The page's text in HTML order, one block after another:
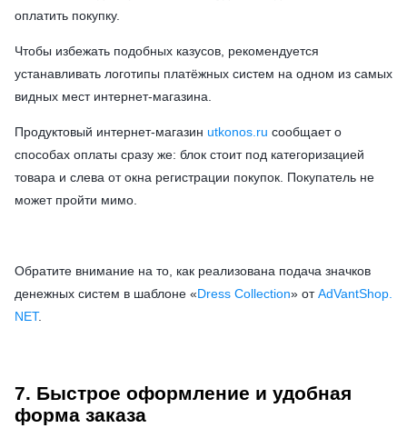
оплатить покупку.
Чтобы избежать подобных казусов, рекомендуется
устанавливать логотипы платёжных систем на одном из самых
видных мест интернет-магазина.
Продуктовый интернет-магазин utkonos.ru сообщает о
способах оплаты сразу же: блок стоит под категоризацией
товара и слева от окна регистрации покупок. Покупатель не
может пройти мимо.
Обратите внимание на то, как реализована подача значков
денежных систем в шаблоне «Dress Collection» отAdVantShop.
NET.
7. Быстрое оформление и удобная
форма заказа